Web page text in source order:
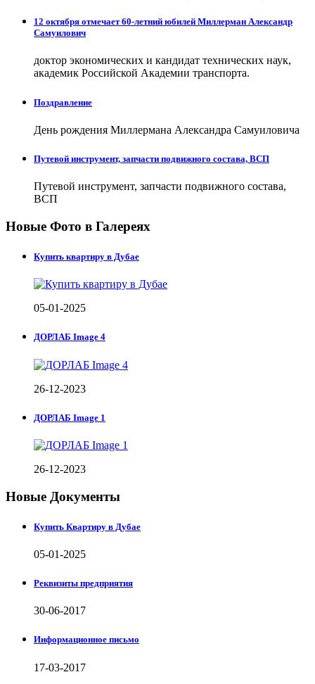
12 октября отмечает 60-летний юбилей Миллерман Александр
Самуилович
доктор экономических и кандидат технических наук,
академик Российской Академии транспорта.
Поздравление
День рождения Миллермана Александра Самуиловича
Путевой инструмент, запчасти подвижного состава, ВСП
Путевой инструмент, запчасти подвижного состава,
ВСП
Новые Фото в Галереях
Купить квартиру в Дубае
05-01-2025
ДОРЛАБ Image 4
26-12-2023
ДОРЛАБ Image 1
26-12-2023
Новые Документы
Купить Квартиру в Дубае
05-01-2025
Реквизиты предприятия
30-06-2017
Информационное письмо
17-03-2017